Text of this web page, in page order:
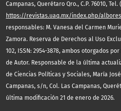
Campanas, Querétaro Qro., C.P. 76010, Tel.
https://revistas.uaq.mx/index.php/albores
responsables: M. Vanesa del Carmen
Zamora. Reserva de Derechos al Uso
102, ISSN: 2954-3878, ambos otorgados
de Autor. Responsable de la última
de Ciencias Políticas y Sociales, María
Campanas, s/n, Col. Las Campanas,
última modificación 21 de enero de 2026.